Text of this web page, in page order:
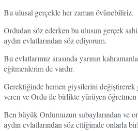
Bu ulusal gerçekle her zaman övünebiliriz.
Ordudan söz ederken bu ulusun gerçek
aydın evlatlarından söz ediyorum.
Bu evlatlarımız arasında yarının
eğitmenlerim de vardır.
Gerektiğinde hemen giysilerini değiştirerek
veren ve Ordu ile birlikte yürüyen öğretmen
Ben büyük Ordumuzun subaylarından ve
aydın evlatlarından söz ettiğimde onlarla